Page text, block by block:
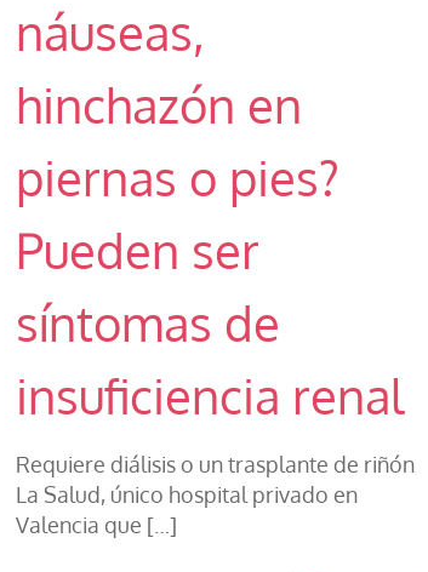
náuseas,
hinchazón en
piernas o pies?
Pueden ser
síntomas de
insuficiencia renal
Requiere diálisis o un trasplante de riñón
La Salud, único hospital privado en
Valencia que […]